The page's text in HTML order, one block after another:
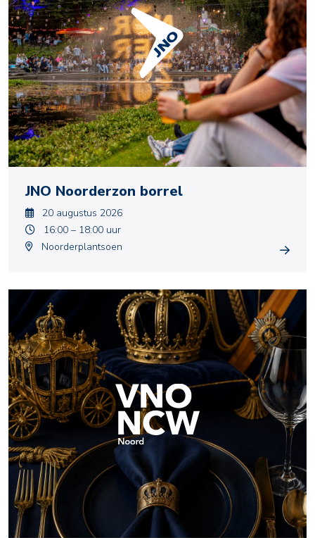
JNO Noorderzon borrel
20 augustus 2026
16:00 – 18:00 uur
Noorderplantsoen